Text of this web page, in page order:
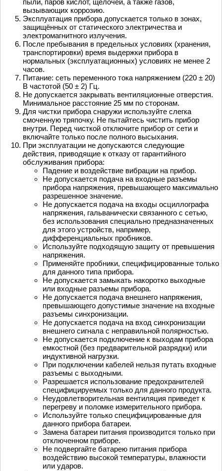
пыли, паров кислот, щелочей, а также газов,
вызывающих коррозию.
Эксплуатация прибора допускается только в зонах,
защищённых от статического электричества и
электромагнитного излучения.
После пребывания в предельных условиях (хранения,
транспортировки) время выдержки прибора в
нормальных (эксплуатационных) условиях не менее 2
часов.
Питание: сеть переменного тока напряжением (220 ± 20)
В частотой (50 ± 2) Гц.
Не допускается закрывать вентиляционные отверстия.
Минимальное расстояние 25 мм по сторонам.
Для чистки прибора снаружи используйте слегка
смоченную тряпочку. Не пытайтесь чистить прибор
внутри. Перед чисткой отключите прибор от сети и
включайте только после полного высыхания.
При эксплуатации не допускаются следующие
действия, приводящие к отказу от гарантийного
обслуживания прибора:
Падение и воздействие вибрации на прибор.
Не допускается подача на входные разъемы
прибора напряжения, превышающего максимально
разрешенное значение.
Не допускается подача на входы осциллографа
напряжения, гальванически связанного с сетью,
без использования специально предназначенных
для этого устройств, например,
дифференциальных пробников.
Используйте подходящую защиту от превышения
напряжения.
Применяйте пробники, специфицированные только
для данного типа прибора.
Не допускается замыкать накоротко выходные
или входные разъемы прибора.
Не допускается подача внешнего напряжения,
превышающего допустимые значение на входные
разъемы синхронизации.
Не допускается подача на вход синхронизации
внешнего сигнала с неправильной полярностью.
Не допускается подключение к выходам прибора
емкостной (без предварительной разрядки) или
индуктивной нагрузки.
При подключении кабелей нельзя путать входные
разъемы с выходными.
Разрешается использование предохранителей
специфицируемых только для данного продукта.
Неудовлетворительная вентиляция приведет к
перегреву и поломке измерительного прибора.
Используйте только специфицированные для
данного прибора батареи.
Замена батареи питания производится только при
отключенном приборе.
Не подвергайте батарею питания прибора
воздействию высокой температуры, влажности
или ударов.